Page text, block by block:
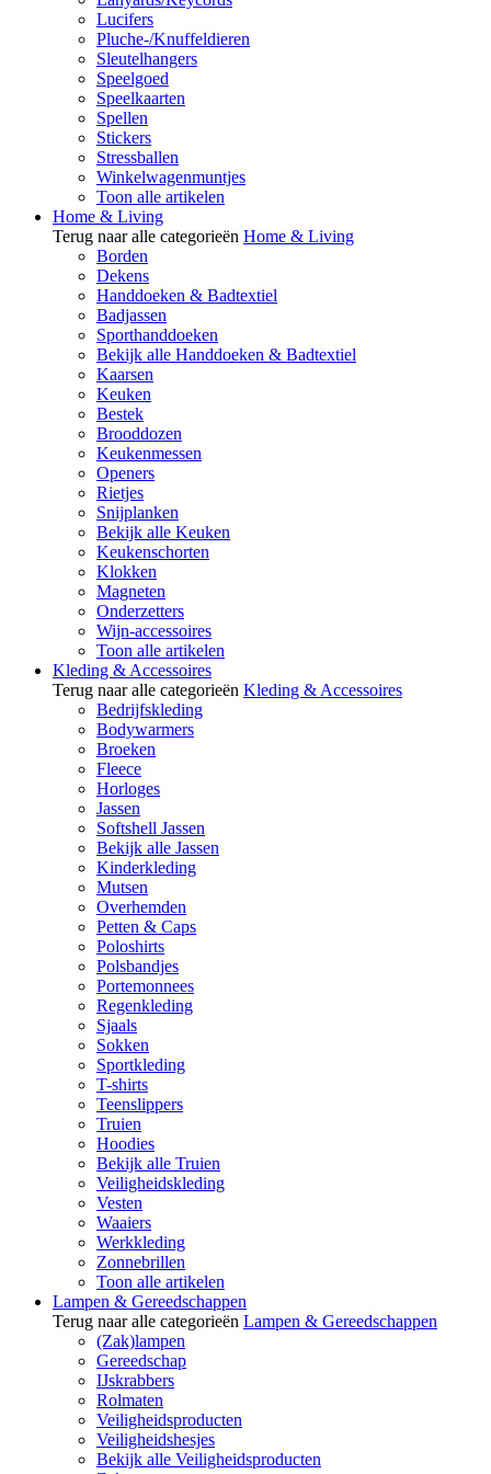
Lucifers
Pluche-/Knuffeldieren
Sleutelhangers
Speelgoed
Speelkaarten
Spellen
Stickers
Stressballen
Winkelwagenmuntjes
Toon alle artikelen
Home & Living
Terug naar alle categorieën Home & Living
Borden
Dekens
Handdoeken & Badtextiel
Badjassen
Sporthanddoeken
Bekijk alle Handdoeken & Badtextiel
Kaarsen
Keuken
Bestek
Brooddozen
Keukenmessen
Openers
Rietjes
Snijplanken
Bekijk alle Keuken
Keukenschorten
Klokken
Magneten
Onderzetters
Wijn-accessoires
Toon alle artikelen
Kleding & Accessoires
Terug naar alle categorieën Kleding & Accessoires
Bedrijfskleding
Bodywarmers
Broeken
Fleece
Horloges
Jassen
Softshell Jassen
Bekijk alle Jassen
Kinderkleding
Mutsen
Overhemden
Petten & Caps
Poloshirts
Polsbandjes
Portemonnees
Regenkleding
Sjaals
Sokken
Sportkleding
T-shirts
Teenslippers
Truien
Hoodies
Bekijk alle Truien
Veiligheidskleding
Vesten
Waaiers
Werkkleding
Zonnebrillen
Toon alle artikelen
Lampen & Gereedschappen
Terug naar alle categorieën Lampen & Gereedschappen
(Zak)lampen
Gereedschap
IJskrabbers
Rolmaten
Veiligheidsproducten
Veiligheidshesjes
Bekijk alle Veiligheidsproducten